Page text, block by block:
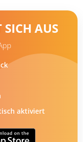
AUS
aktiviert